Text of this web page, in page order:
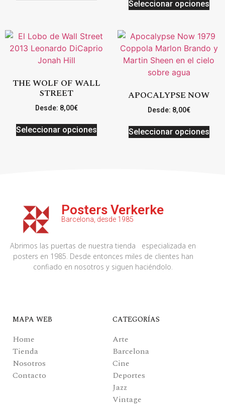
Seleccionar opciones
THE WOLF OF WALL
STREET
Desde: 8,00€
Seleccionar opciones
APOCALYPSE NOW
Desde: 8,00€
Seleccionar opciones
Posters Verkerke
Barcelona, desde 1985
Abrimos las puertas de nuestra tienda especializada en
posters en 1985. Desde entonces miles de clientes han
confiado en nosotros y siguen haciéndolo.
MAPA WEB
Home
Tienda
Nosotros
Contacto
CATEGORÍAS
Arte
Barcelona
Cine
Deportes
Jazz
Vintage